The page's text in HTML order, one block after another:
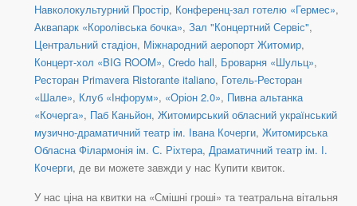
Навколокультурний Простір, Конференц-зал готелю «Гермес»,
Аквапарк «Королівська бочка», Зал "Концертний Сервіс",
Центральний стадіон, Міжнародний аеропорт Житомир,
Концерт-хол «BIG ROOM», Credo hall, Броварня «Шульц»,
Ресторан Primavera Ristorante italiano, Готель-Ресторан
«Шале», Клуб «Інфорум», «Оріон 2.0», Пивна альтанка
«Кочерга», Паб Каньйон, Житомирський обласний український
музично-драматичний театр ім. Івана Кочерги, Житомирська
Обласна Філармонія ім. С. Ріхтера, Драматичний театр ім. І.
Кочерги, де ви можете завжди у нас Купити квиток.
У нас ціна на квитки на «Смішні гроші» та театральна вітальня